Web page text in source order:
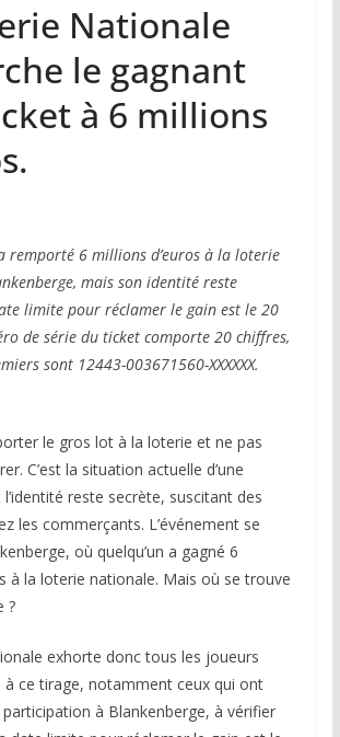
Nationale
le gagnant
à 6 millions
remporté 6 millions d’euros à la loterie
mais son identité reste
limite pour réclamer le gain est le 20
de série du ticket comporte 20 chiffres,
sont 12443-003671560-XXXXXX.
le gros lot à la loterie et ne pas
C’est la situation actuelle d’une
reste secrète, suscitant des
les commerçants. L’événement se
où quelqu’un a gagné 6
à la loterie nationale. Mais où se trouve
?
exhorte donc tous les joueurs
à ce tirage, notamment ceux qui ont
à Blankenberge, à vérifier